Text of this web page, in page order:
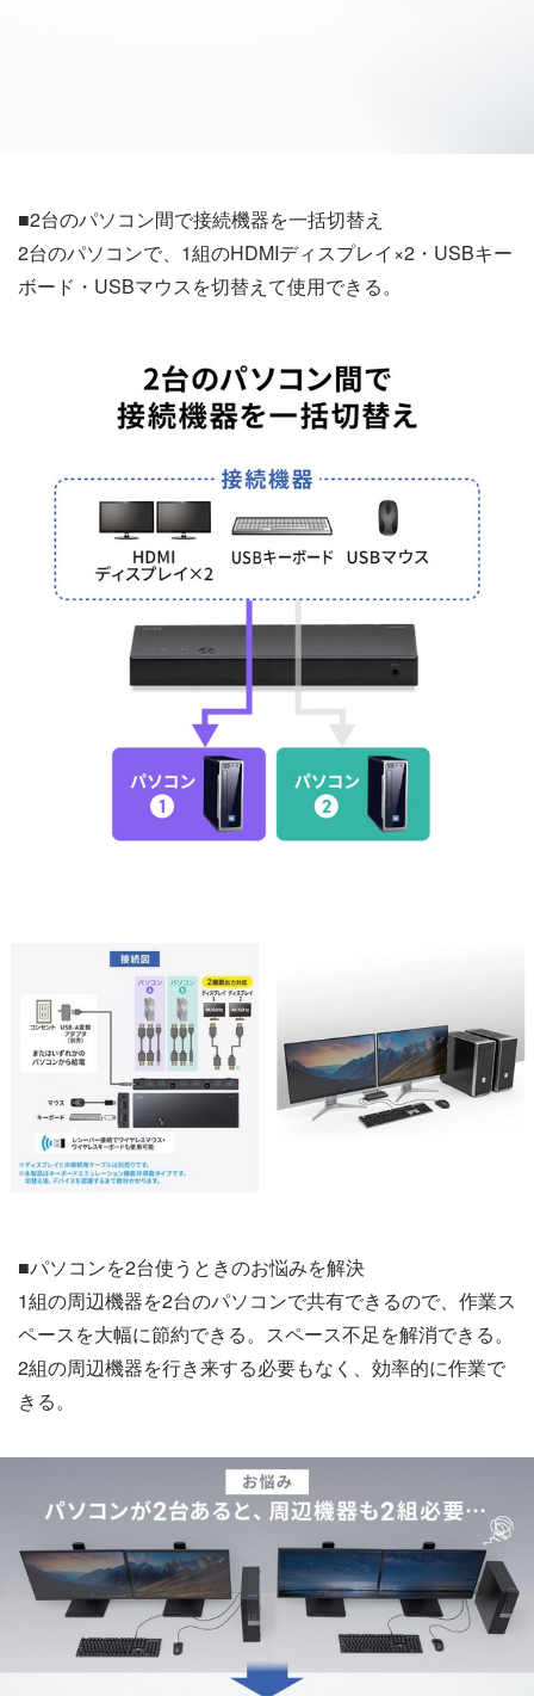
■2台のパソコン間で接続機器を一括切替え
2台のパソコンで、1組のHDMIディスプレイ×2・USBキー
ボード・USBマウスを切替えて使用できる。
■パソコンを2台使うときのお悩みを解決
1組の周辺機器を2台のパソコンで共有できるので、作業ス
ペースを大幅に節約できる。スペース不足を解消できる。
2組の周辺機器を行き来する必要もなく、効率的に作業で
きる。